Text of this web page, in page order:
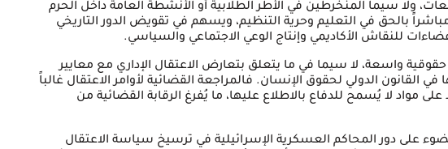
ولا سيما المنخرطين في الأطر الطلابية أو الأنشطة العامة داخل الحرم
بالحق في التعليم وحرية التنظيم، ويسهم في تقويض الدور التاريخي
للنقاش الأكاديمي وإنتاج الوعي الاجتماعي والسياسي.
واسعة، لا سيما في ما يتعلق بتعارض الاعتقال الإداري مع معايير
القانون الدولي لحقوق الإنسان. فالمراجعة القضائية لأوامر الاعتقال غالباً
مواد لا يُسمح للدفاع بالاطلاع عليها، ما يُفرغ الرقابة القضائية من
على دور المحاكم العسكرية الإسرائيلية في ترسيخ سياسة الاعتقال